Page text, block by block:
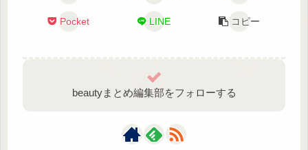
Pocket LINE コピー
beautyまとめ編集部をフォローする